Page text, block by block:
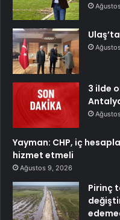
3 ilde
Yayman: CHP, iç
hizmet etmeli
Ağustos 9, 2026
Pirinç